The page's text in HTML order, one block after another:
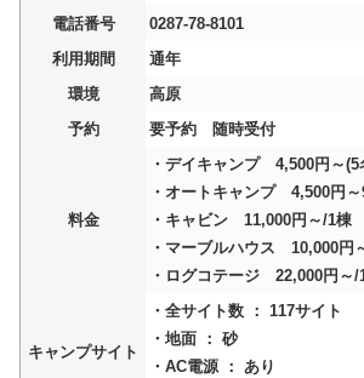
電話番号
0287-78-8101
利用期間
通年
環境
高原
予約
要予約 随時受付
料金
・デイキャンプ 4,500円～(5
・オートキャンプ 4,500円
・キャビン 11,000円～/1棟
・マーブルハウス 10,000円
・ログコテージ 22,000円～/
キャンプサイト
・全サイト数 ： 117サイト
・地面 ： 砂
・AC電源 ： あり